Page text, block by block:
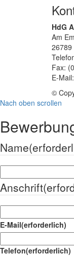
HdG
Am
26789
Fax:
E-
©
Nach oben scrollen
Name
Anschrift
E-Mail(erforderlich)
Telefon(erforderlich)